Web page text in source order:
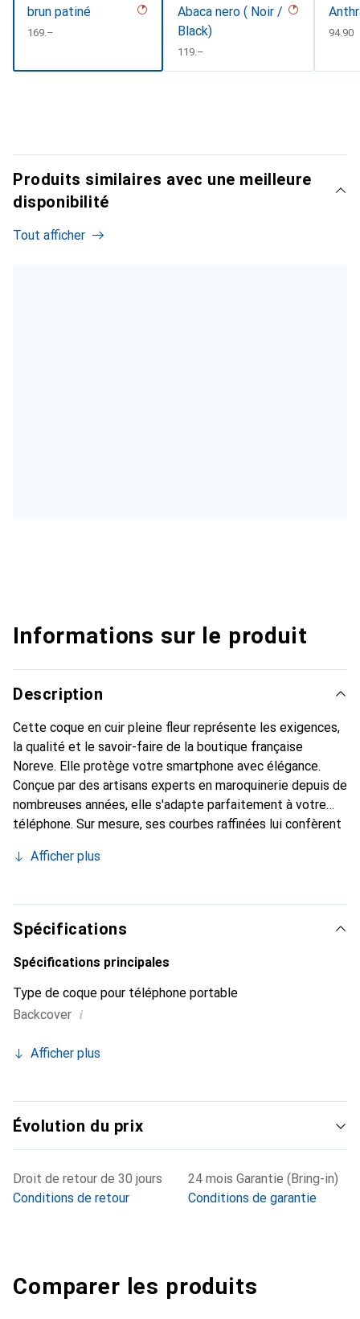
brun patiné
CHF
169.–
Abaca nero ( Noir /
Black)
CHF
119.–
CHF
94.90
Produits similaires avec une meilleure
disponibilité
Tout afficher
Informations sur le produit
Description
Cette coque en cuir pleine fleur représente les exigences,
la qualité et le savoir-faire de la boutique française
Noreve. Elle protège votre smartphone avec élégance.
Conçue par des artisans experts en maroquinerie depuis de
nombreuses années, elle s'adapte parfaitement à votre
téléphone. Sur mesure, ses courbes raffinées lui confèrent
et indispensable de votre smartphone. Reconnaître
marque Noreve est un choix sûr pour une clientèle
exigeante.
Afficher plus
Spécifications
Spécifications principales
Type de coque pour téléphone portable
Backcover i
Afficher plus
Évolution du prix
Droit de retour de 30 jours
Conditions de retour
24 mois Garantie (Bring-in)
Conditions de garantie
Comparer les produits